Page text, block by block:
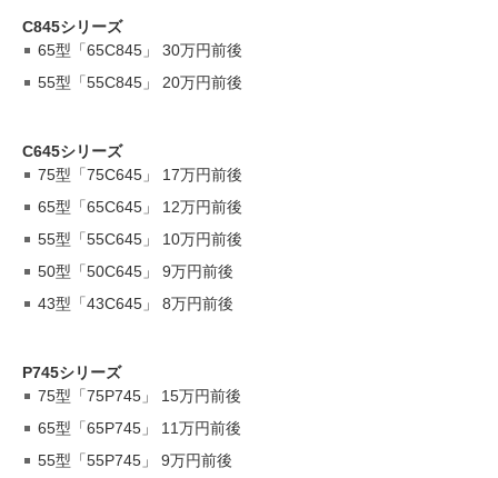
C845シリーズ
65型「65C845」 30万円前後
55型「55C845」 20万円前後
C645シリーズ
75型「75C645」 17万円前後
65型「65C645」 12万円前後
55型「55C645」 10万円前後
50型「50C645」 9万円前後
43型「43C645」 8万円前後
P745シリーズ
75型「75P745」 15万円前後
65型「65P745」 11万円前後
55型「55P745」 9万円前後